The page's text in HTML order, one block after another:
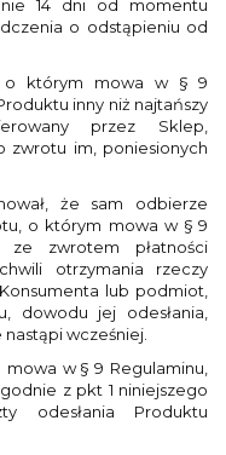
14 dni od momentu
o odstąpieniu od
o którym mowa w § 9
inny niż najtańszy
przez Sklep,
zwrotu im, poniesionych
że sam odbierze
o którym mowa w § 9
ze zwrotem płatności
otrzymania rzeczy
lub podmiot,
dowodu jej odesłania,
wcześniej.
w § 9 Regulaminu,
z pkt 1 niniejszego
odesłania Produktu